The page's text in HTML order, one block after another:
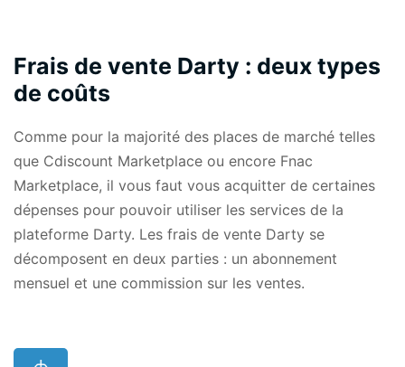
Frais de vente Darty : deux types
de coûts
Comme pour la majorité des places de marché telles
que Cdiscount Marketplace ou encore Fnac
Marketplace, il vous faut vous acquitter de certaines
dépenses pour pouvoir utiliser les services de la
plateforme Darty. Les frais de vente Darty se
décomposent en deux parties : un abonnement
mensuel et une commission sur les ventes.